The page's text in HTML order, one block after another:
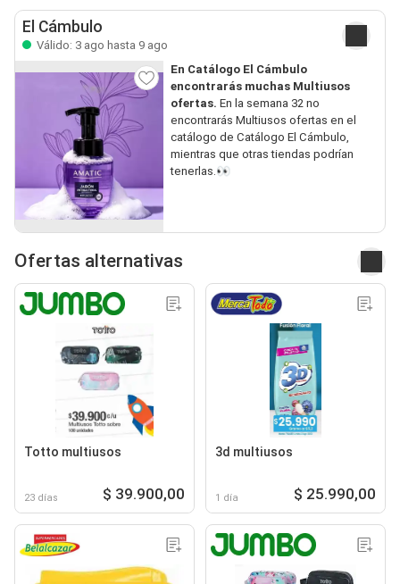
El Cámbulo
Válido: 3 ago hasta 9 ago
En Catálogo El Cámbulo
encontrarás muchas Multiusos
ofertas. En la semana 32 no
encontrarás Multiusos ofertas en el
catálogo de Catálogo El Cámbulo,
mientras que otras tiendas podrían
tenerlas.👀
Ofertas alternativas
Totto multiusos
23 días $ 39.900,00
3d multiusos
1 día $ 25.990,00